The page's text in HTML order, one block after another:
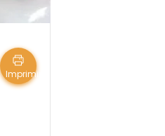
Imprimir